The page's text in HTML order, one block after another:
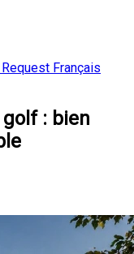
Français
: bien